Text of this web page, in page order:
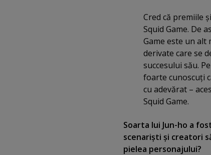
Cred că premiile
Squid Game. De
Game este un alt
derivate care se
succesului său.
foarte cunoscuţi
cu adevărat –
Squid Game.
Soarta lui Jun-ho a
scenarişti şi creatori
pielea personajului?